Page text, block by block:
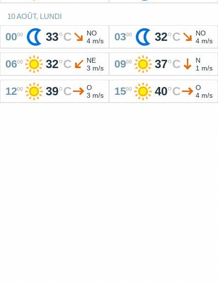
10 AOÛT, LUNDI
0000 33°C
NO
4 m/s
0300 32°C
NO
4 m/s
0600 32°C
NE
3 m/s
0900 37°C
N
1 m/s
1200 39°C
O
3 m/s
1500 40°C
O
4 m/s